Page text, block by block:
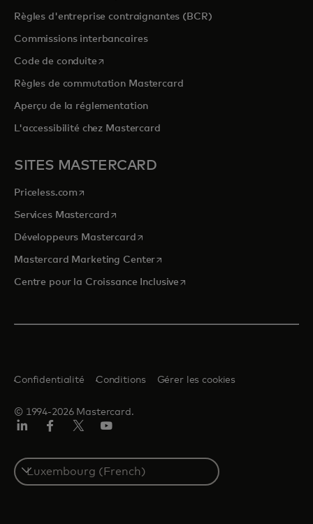
Règles d'entreprise contraignantes (BCR)
Commissions interbancaires
Code de conduites’ouvre dans un nouvel onglet
Règles de commutation Mastercard
Aperçu de la réglementation
L'accessibilité chez Mastercard
SITES MASTERCARD
Priceless.com s’ouvre dans un nouvel onglet
Services Mastercard s’ouvre dans un nouvel onglet
Développeurs Mastercards’ouvre dans un nouvel onglet
Mastercard Marketing Centers’ouvre dans un nouvel onglet
Centre pour la Croissance Inclusive s’ouvre dans un nouvel
© 1994-2026 Mastercard.
Confidentialité Conditions Gérer les cookies
Select
a
country